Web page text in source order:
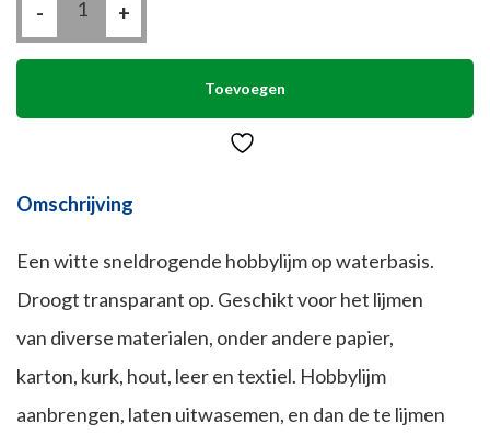
-
aantal
+
Toevoegen
Omschrijving
Een witte sneldrogende hobbylijm op waterbasis.
Droogt transparant op. Geschikt voor het lijmen
van diverse materialen, onder andere papier,
karton, kurk, hout, leer en textiel. Hobbylijm
aanbrengen, laten uitwasemen, en dan de te lijmen